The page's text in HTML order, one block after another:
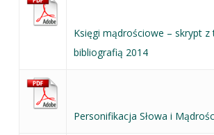
Księgi mądrościowe – skrypt z
bibliografią 2014
Personifikacja Słowa i